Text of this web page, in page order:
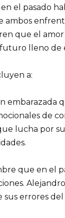
el pasado
que el
lleno de
a:
embarazada
de
lucha por
que en el
errores del